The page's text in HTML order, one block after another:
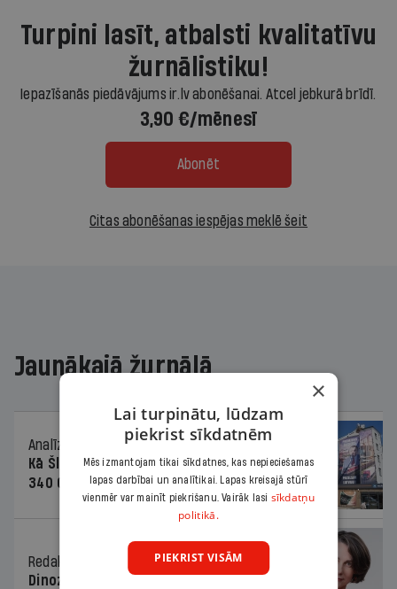
Turpini lasīt, atbalsti kvalitatīvu
žurnālistiku!
Iepazīšanās piedāvājums ir.lv abonēšanai. Atcel jebkurā brīdī.
3,90 €/mēnesī
Abonēt
Citas abonēšanas iespējas meklē šeit
Jaunākajā žurnālā
Analīze
06.08.2026.
Kā Šlesera partija palika nesodīta par
340 000 vērtu reklāmas kampaņu
Redaktores sleja
06.08.2026.
Dinozaura triks
×
Lai turpinātu, lūdzam
piekrist sīkdatnēm
Mēs izmantojam tikai sīkdatnes, kas nepieciešamas
lapas darbībai un analītikai. Lapas kreisajā stūrī
vienmēr var mainīt piekrišanu. Vairāk lasi sīkdatņu
politikā.
PIEKRIST VISĀM